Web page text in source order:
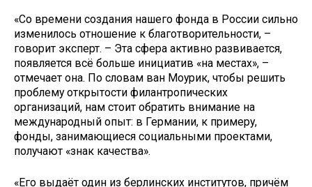
«Со времени создания нашего фонда в России сильно
изменилось отношение к благотворительности, –
говорит эксперт. – Эта сфера активно развивается,
появляется всё больше инициатив «на местах», –
отмечает она. По словам ван Моурик, чтобы решить
проблему открытости филантропических
организаций, нам стоит обратить внимание на
международный опыт: в Германии, к примеру,
фонды, занимающиеся социальными проектами,
получают «знак качества».
«Его выдаёт один из берлинских институтов, причём